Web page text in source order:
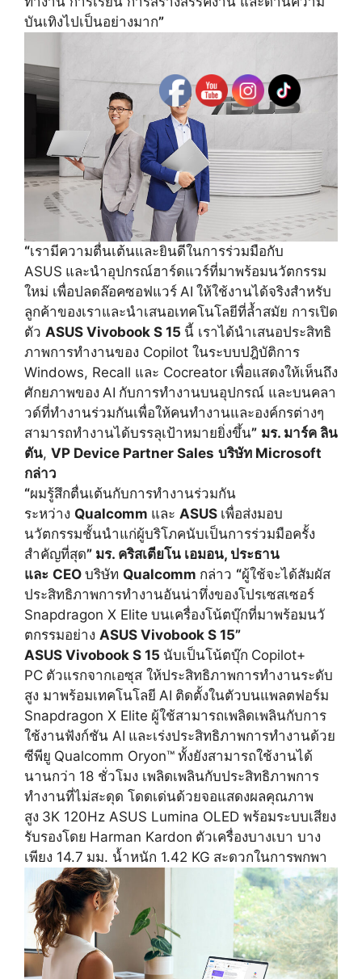
บันเทิงไปเป็นอย่างมาก”
“เรามีความตื่นเต้นและยินดีในการร่วมมือกับ
ASUS และนำอุปกรณ์ฮาร์ดแวร์ที่มาพร้อมนวัตกรรม
ใหม่ เพื่อปลดล๊อคซอฟแวร์ AI ให้ใช้งานได้จริงสำหรับ
ลูกค้าของเราและนำเสนอเทคโนโลยีที่ล้ำสมัย การเปิด
ตัว ASUS Vivobook S 15 นี้ เราได้นำเสนอประสิทธิ
ภาพการทำงานของ Copilot ในระบบปฎิบัติการ
Windows, Recall และ Cocreator เพื่อแสดงให้เห็นถึง
ศักยภาพของ AI กับการทำงานบนอุปกรณ์ และบนคลา
วด์ที่ทำงานร่วมกันเพื่อให้คนทำงานและองค์กรต่างๆ
สามารถทำงานได้บรรลุเป้าหมายยิ่งขึ้น” มร. มาร์ค ลิน
ตัน, VP Device Partner Sales บริษัท Microsoft
กล่าว
“ผมรู้สึกตื่นเต้นกับการทำงานร่วมกัน
ระหว่าง Qualcomm และ ASUS เพื่อส่งมอบ
นวัตกรรมชั้นนำแก่ผู้บริโภคนับเป็นการร่วมมือครั้ง
สำคัญที่สุด” มร. คริสเตียโน เอมอน, ประธาน
และ CEO บริษัท Qualcomm กล่าว “ผู้ใช้จะได้สัมผัส
ประสิทธิภาพการทำงานอันน่าทึ่งของโปรเซสเซอร์
Snapdragon X Elite บนเครื่องโน้ตบุ๊กที่มาพร้อมนวั
ตกรรมอย่าง ASUS Vivobook S 15”
ASUS Vivobook S 15 นับเป็นโน้ตบุ๊ก Copilot+
PC ตัวแรกจากเอซุส ให้ประสิทธิภาพการทำงานระดับ
สูง มาพร้อมเทคโนโลยี AI ติดตั้งในตัวบนแพลตฟอร์ม
Snapdragon X Elite ผู้ใช้สามารถเพลิดเพลินกับการ
ใช้งานฟังก์ชัน AI และเร่งประสิทธิภาพการทำงานด้วย
ซีพียู Qualcomm Oryon™ ทั้งยังสามารถใช้งานได้
นานกว่า 18 ชั่วโมง เพลิดเพลินกับประสิทธิภาพการ
ทำงานที่ไม่สะดุด โดดเด่นด้วยจอแสดงผลคุณภาพ
สูง 3K 120Hz ASUS Lumina OLED พร้อมระบบเสียง
รับรองโดย Harman Kardon ตัวเครื่องบางเบา บาง
เพียง 14.7 มม. น้ำหนัก 1.42 KG สะดวกในการพกพา